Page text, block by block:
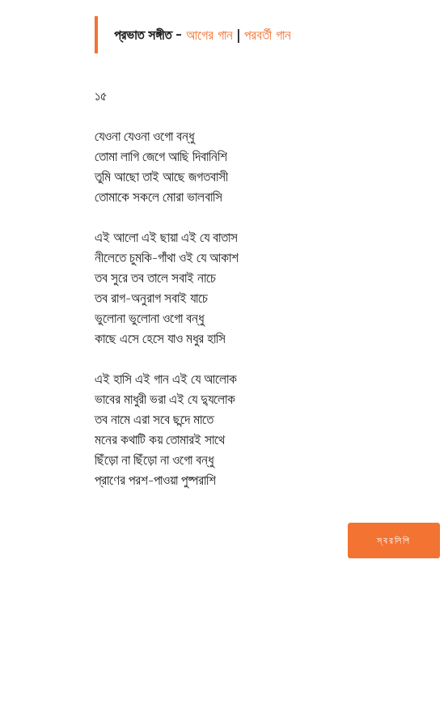
প্রভাত সঙ্গীত - আগের গান | পরবর্তী গান
১৫
যেওনা যেওনা ওগো বন্ধু
তোমা লাগি জেগে আছি দিবানিশি
তুমি আছো তাই আছে জগতবাসী
তোমাকে সকলে মোরা ভালবাসি
এই আলো এই ছায়া এই যে বাতাস
নীলেতে চুমকি-গাঁথা ওই যে আকাশ
তব সুরে তব তালে সবাই নাচে
তব রাগ-অনুরাগ সবাই যাচে
ভুলোনা ভুলোনা ওগো বন্ধু
কাছে এসে হেসে যাও মধুর হাসি
এই হাসি এই গান এই যে আলোক
ভাবের মাধুরী ভরা এই যে দ্যুলোক
তব নামে এরা সবে ছন্দে মাতে
মনের কথাটি কয় তোমারই সাথে
ছিঁড়ো না ছিঁড়ো না ওগো বন্ধু
প্রাণের পরশ-পাওয়া পুষ্পরাশি
স্বরলিপি